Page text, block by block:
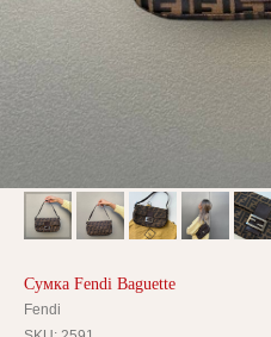
Сумка Fendi Baguette
Fendi